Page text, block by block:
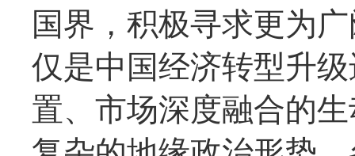
国界，积极寻求更为
仅是中国经济转型升
置、市场深度融合的